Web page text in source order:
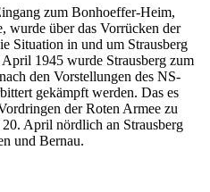
zum Bonhoeffer-Heim,
wurde über das Vorrücken der
Situation in und um Strausberg
1945 wurde Strausberg zum
den Vorstellungen des NS-
gekämpft werden. Das es
der Roten Armee zu
April nördlich an Strausberg
und Bernau.